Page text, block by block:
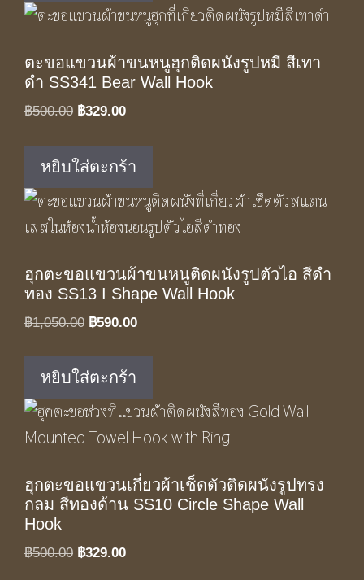
ตะขอแขวนผ้าขนหนูฮุกติดผนังรูปหมี สีเทา
ดำ SS341 Bear Wall Hook
฿500.00 Original
was:
฿500.00.
฿329.00Current
฿329.00.
หยิบใส่ตะกร้า
ฮุกตะขอแขวนผ้าขนหนูติดผนังรูปตัวไอ สีดำ
ทอง SS13 I Shape Wall Hook
฿1,050.00 Original
฿1,050.00.
฿590.00Current
หยิบใส่ตะกร้า
ฮุกตะขอแขวนเกี่ยวผ้าเช็ดตัวติดผนังรูปทรง
กลม สีทองด้าน SS10 Circle Shape Wall
Hook
฿500.00 Original
฿329.00Current